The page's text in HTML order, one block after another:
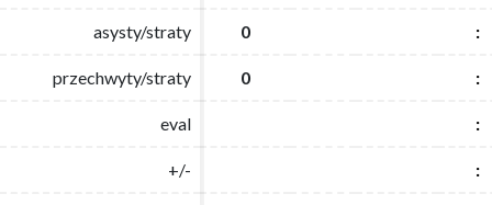
asysty/straty 0 :
przechwyty/straty 0 :
eval :
+/- :
asysty/straty 0 :
przechwyty/straty 0 :
eval :
+/- :